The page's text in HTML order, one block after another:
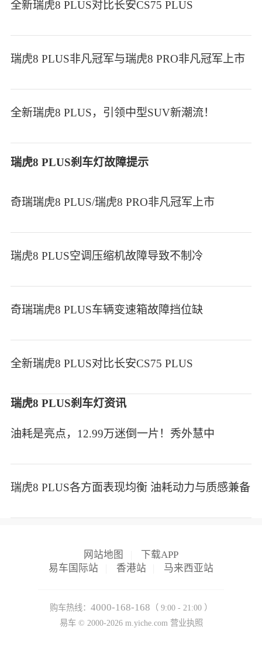
全新瑞虎8 PLUS对比长安CS75 PLUS
瑞虎8 PLUS非凡冠军与瑞虎8 PRO非凡冠军上市
全新瑞虎8 PLUS，引领中型SUV新潮流！
瑞虎8 PLUS刹车灯故障提示
奇瑞瑞虎8 PLUS/瑞虎8 PRO非凡冠军上市
瑞虎8 PLUS空调压缩机故障导致不制冷
奇瑞瑞虎8 PLUS车辆变速箱故障挡位缺
全新瑞虎8 PLUS对比长安CS75 PLUS
瑞虎8 PLUS刹车灯资讯
油耗是亮点，12.99万迷倒一片！秀外慧中
瑞虎8 PLUS各方面表现均衡 油耗动力与质感兼备
网站地图
下载APP
易车国际站
香港站 马来西亚站
购车热线： 4000-168-168 （ 9:00 - 21:00 ）
易车 © 2000-2026m.yiche.com 营业执照